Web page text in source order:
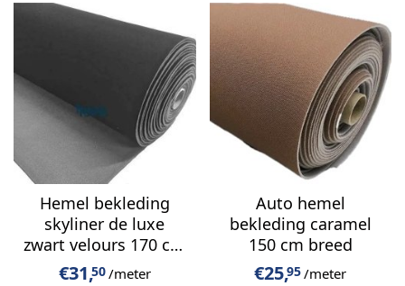
Hemel bekleding
skyliner de luxe
zwart velours 170 cm
breed
€31,50/meter
Auto hemel
bekleding caramel
150 cm breed
€25,95/meter